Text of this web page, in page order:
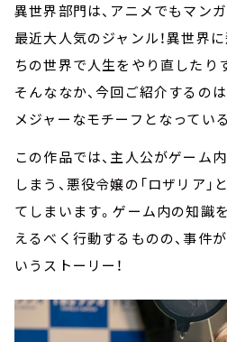
異世界部門は、アニメでもマン
最近大人気のジャンル！異世界
ちの世界で人生をやり直したり
そんななか、今回ご紹介するのは
メジャーなモチーフとなっている
この作品では、主人公がゲーム
しまう、悪役令嬢の「ロザリア
てしまいます。ゲーム内の知識
えるべく行動するものの、事件
いうストーリー！